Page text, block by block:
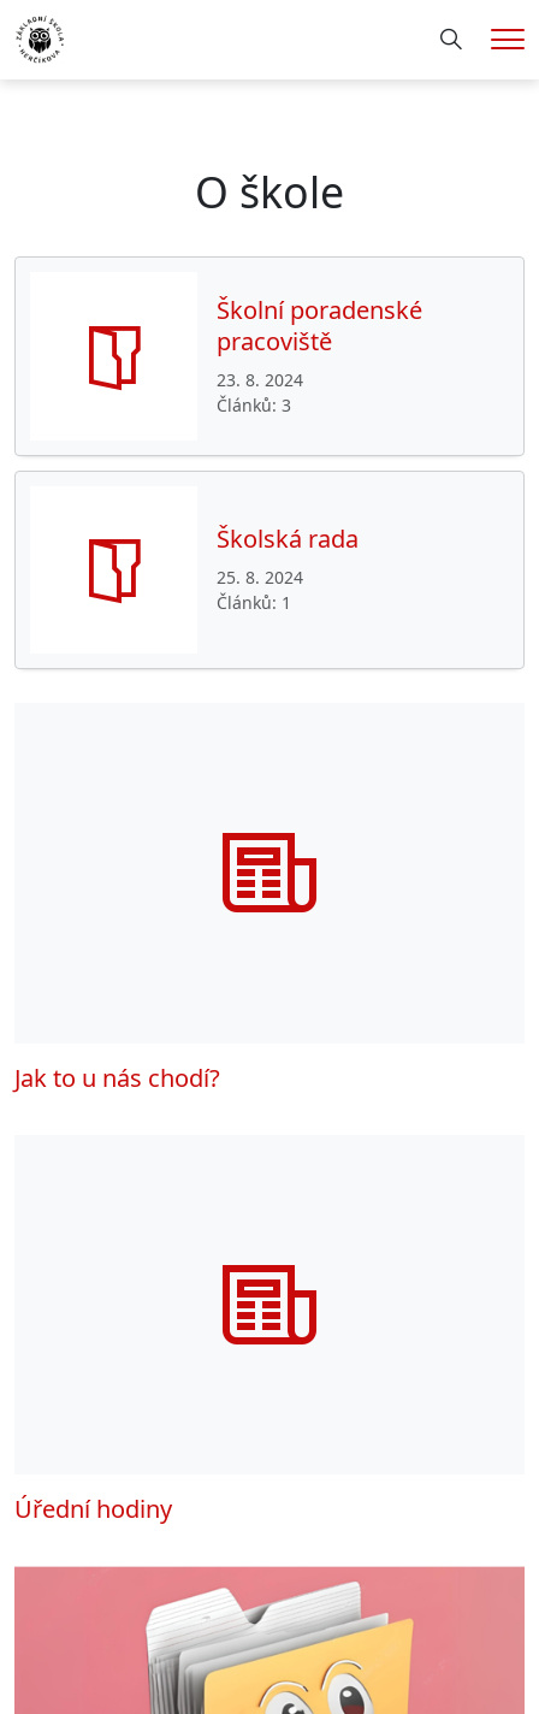
Hledání
O škole
Školní poradenské
pracoviště
23. 8. 2024
Článků 3
Školská rada
25. 8. 2024
Článků 1
Jak to u nás chodí?
Úřední hodiny